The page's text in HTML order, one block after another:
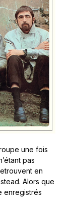
une fois
pas
en
Alors que
enregistrés